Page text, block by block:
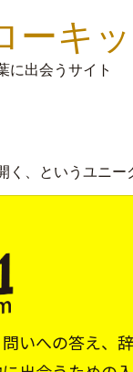
ーキ
に出会うサイト
く、というユニー
いへの答え、